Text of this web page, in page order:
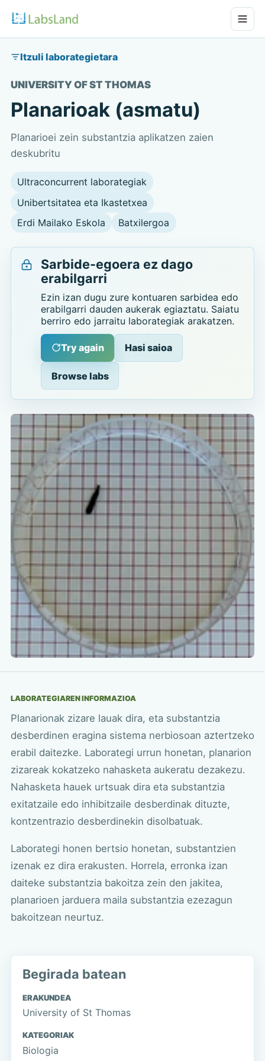
Itzuli laborategietara
UNIVERSITY OF ST THOMAS
Planarioak (asmatu)
Planarioei zein substantzia aplikatzen zaien
deskubritu
Ultraconcurrent laborategiak
Unibertsitatea eta Ikastetxea
Erdi Mailako Eskola
Batxilergoa
Sarbide-egoera ez dago
erabilgarri
Ezin izan dugu zure kontuaren sarbidea edo
erabilgarri dauden aukerak egiaztatu. Saiatu
berriro edo jarraitu laborategiak arakatzen.
Try again Hasi saioa
Browse labs
LABORATEGIAREN INFORMAZIOA
Planarionak zizare lauak dira, eta substantzia
desberdinen eragina sistema nerbiosoan aztertzeko
erabil daitezke. Laborategi urrun honetan, planarion
zizareak kokatzeko nahasketa aukeratu dezakezu.
Nahasketa hauek urtsuak dira eta substantzia
exitatzaile edo inhibitzaile desberdinak dituzte,
kontzentrazio desberdinekin disolbatuak.
Laborategi honen bertsio honetan, substantzien
izenak ez dira erakusten. Horrela, erronka izan
daiteke substantzia bakoitza zein den jakitea,
planarioen jarduera maila substantzia ezezagun
bakoitzean neurtuz.
Begirada batean
ERAKUNDEA
University of St Thomas
KATEGORIAK
Biologia